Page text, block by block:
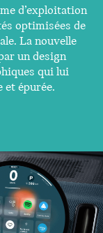
d’exploitation
optimisées de
La nouvelle
un design
qui lui
et épurée.